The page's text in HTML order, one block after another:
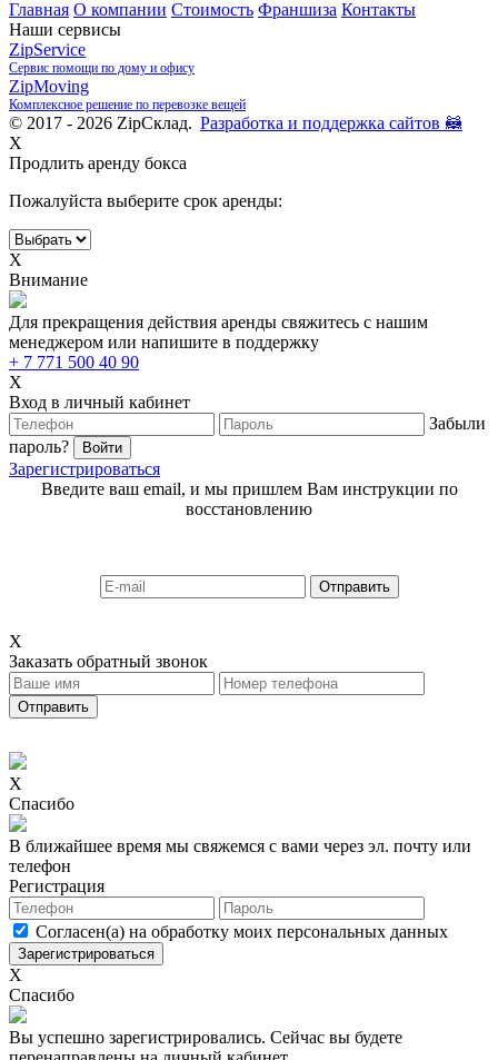
Главная О компании Стоимость Франшиза Контакты
Наши сервисы
ZipService
Сервис помощи по дому и офису
ZipMoving
Комплексное решение по перевозке вещей
© 2017 - 2026 ZipСклад. Разработка и поддержка сайтов 🦝
X
Продлить аренду бокса
Пожалуйста выберите срок аренды:
X
Внимание
Для прекращения действия аренды свяжитесь с нашим
менеджером или напишите в поддержку
+ 7 771 500 40 90
X
Вход в личный кабинет
Забыли
пароль?
Зарегистрироваться
Введите ваш email, и мы пришлем Вам инструкции по
восстановлению
X
Заказать обратный звонок
X
Спасибо
В ближайшее время мы свяжемся с вами через эл. почту или
телефон
Регистрация
Согласен(а) на обработку моих персональных данных
X
Спасибо
Вы успешно зарегистрировались. Сейчас вы будете